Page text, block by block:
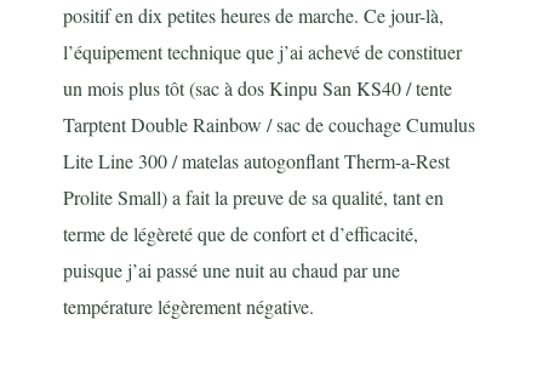
positif en dix petites heures de marche. Ce jour-là,
l’équipement technique que j’ai achevé de constituer
un mois plus tôt (sac à dos Kinpu San KS40 / tente
Tarptent Double Rainbow / sac de couchage Cumulus
Lite Line 300 / matelas autogonflant Therm-a-Rest
Prolite Small) a fait la preuve de sa qualité, tant en
terme de légèreté que de confort et d’efficacité,
puisque j’ai passé une nuit au chaud par une
température légèrement négative.